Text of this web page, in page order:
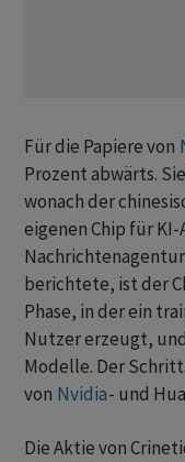
Für die Papiere von
Prozent abwärts.
wonach der
eigenen Chip für
berichtete, ist der
Phase, in der ein
Nutzer erzeugt,
Modelle. Der
von Nvidia- und
Die Aktie von